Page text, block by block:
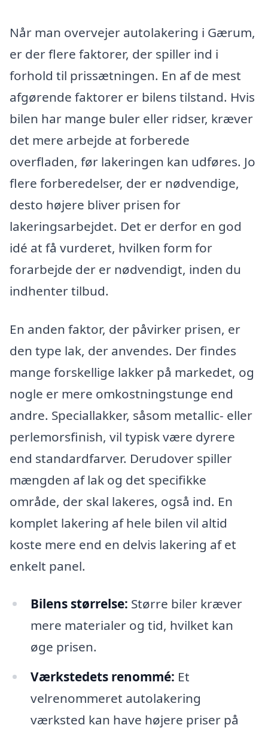
Når man overvejer autolakering i Gærum,
er der flere faktorer, der spiller ind i
forhold til prissætningen. En af de mest
afgørende faktorer er bilens tilstand. Hvis
bilen har mange buler eller ridser, kræver
det mere arbejde at forberede
overfladen, før lakeringen kan udføres. Jo
flere forberedelser, der er nødvendige,
desto højere bliver prisen for
lakeringsarbejdet. Det er derfor en god
idé at få vurderet, hvilken form for
forarbejde der er nødvendigt, inden du
indhenter tilbud.
En anden faktor, der påvirker prisen, er
den type lak, der anvendes. Der findes
mange forskellige lakker på markedet, og
nogle er mere omkostningstunge end
andre. Speciallakker, såsom metallic- eller
perlemorsfinish, vil typisk være dyrere
end standardfarver. Derudover spiller
mængden af lak og det specifikke
område, der skal lakeres, også ind. En
komplet lakering af hele bilen vil altid
koste mere end en delvis lakering af et
enkelt panel.
Bilens størrelse: Større biler kræver
mere materialer og tid, hvilket kan
øge prisen.
Værkstedets renommé: Et
velrenommeret autolakering
værksted kan have højere priser på